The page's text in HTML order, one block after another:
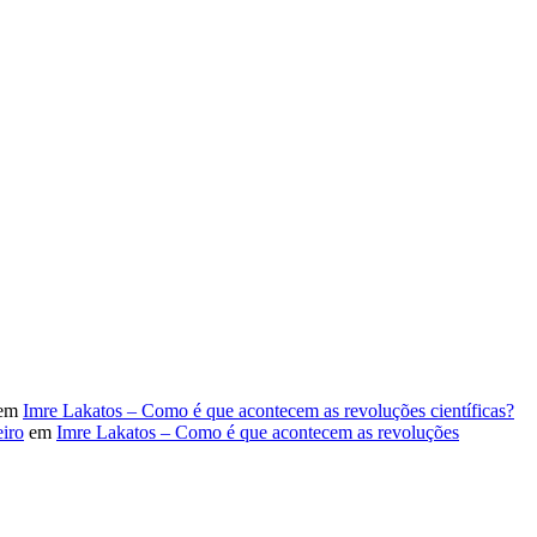
Imre Lakatos – Como é que acontecem as revoluções científicas?
em Imre Lakatos – Como é que acontecem as revoluções